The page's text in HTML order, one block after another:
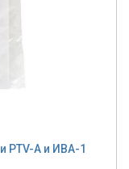
PTV-A и ИВА-1